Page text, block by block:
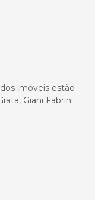
imóveis estão
Giani Fabrin